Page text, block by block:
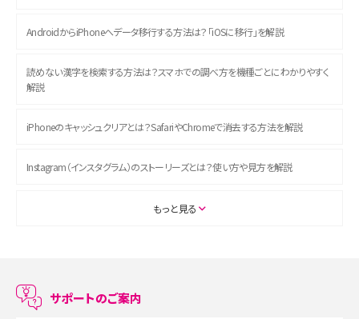
AndroidからiPhoneへデータ移行する方法は？「iOSに移行」を解説
読めない漢字を検索する方法は？スマホでの調べ方を機種ごとにわかりやすく
解説
iPhoneのキャッシュクリアとは？SafariやChromeで消去する方法を解説
Instagram（インスタグラム）のストーリーズとは？使い方や見方を解説
ASMRとは？初心者向けの代表ジャンルや楽しみ方を解説
LINEで友だちを削除する方法は？方法ごとの影響や復活・復元する方法も解説
もっと見る
サポートのご案内